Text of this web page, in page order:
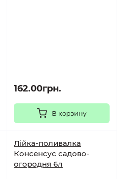
162.00грн.
В корзину
Лійка-поливалка
Консенсус садово-
огородня 6л